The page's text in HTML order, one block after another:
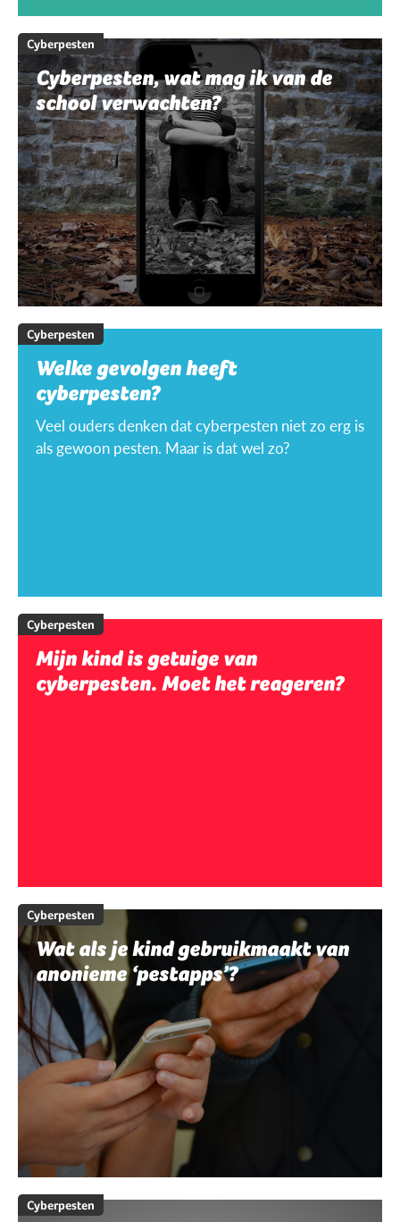
Cyberpesten
Cyberpesten, wat mag ik van de
school verwachten?
Cyberpesten
Welke gevolgen heeft
cyberpesten?
Veel ouders denken dat cyberpesten niet zo erg is
als gewoon pesten. Maar is dat wel zo?
Cyberpesten
Mijn kind is getuige van
cyberpesten. Moet het reageren?
Cyberpesten
Wat als je kind gebruikmaakt van
anonieme ‘pestapps’?
Cyberpesten